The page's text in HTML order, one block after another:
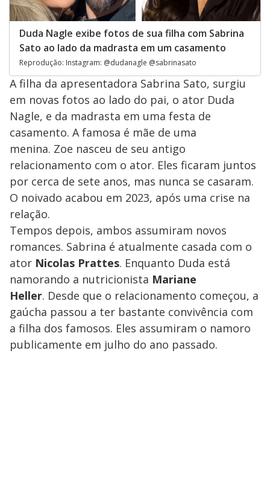
Duda Nagle exibe fotos de sua filha com Sabrina
Sato ao lado da madrasta em um casamento
Reprodução: Instagram: @dudanagle @sabrinasato
A filha da apresentadora Sabrina Sato, surgiu
em novas fotos ao lado do pai, o ator Duda
Nagle, e da madrasta em uma festa de
casamento. A famosa é mãe de uma
menina. Zoe nasceu de seu antigo
relacionamento com o ator. Eles ficaram juntos
por cerca de sete anos, mas nunca se casaram.
O noivado acabou em 2023, após uma crise na
relação.
Tempos depois, ambos assumiram novos
romances. Sabrina é atualmente casada com o
ator Nicolas Prattes. Enquanto Duda está
namorando a nutricionista Mariane
Heller. Desde que o relacionamento começou, a
gaúcha passou a ter bastante convivência com
a filha dos famosos. Eles assumiram o namoro
publicamente em julho do ano passado.